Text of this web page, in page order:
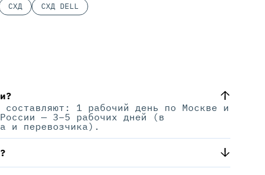
СХД СХД DELL
составляют: 1 рабочий день по Москве и
— 3–5 рабочих дней (в
и перевозчика).